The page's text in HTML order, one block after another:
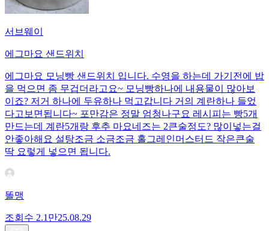
서브웨이
에그마요 샌드위치
에그마요 모닝빵 샌드위치 입니다. 수영을 하는데 가기전에 밥
을 먹으면 좀 무겁더라고요~ 모닝빵하나에 내용물이 많아보
이죠? 저거 하나에 두유하나 먹고갑니다 거의 계란하나 들었
다고보면됩니다~ 포만감은 정말 엄청나구요 레시피는 빵5개
만드는데 계란5개랑 후추 마요네즈는 2큰술정도? 많이넣는걸
안좋아해요 설탕조금 소금조금 홀그레인머스터드 작은큰술
딱 요렇게 넣으면 됩니다.
똘맹
조회수 2.1만25.08.29